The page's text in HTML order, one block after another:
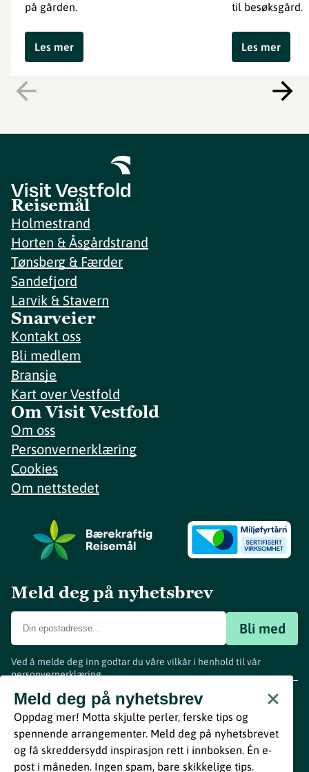
på gården.
Les mer
til besøksgård.
Les mer
Reisemål
Holmestrand
Horten & Åsgårdstrand
Tønsberg & Færder
Sandefjord
Larvik & Stavern
Snarveier
Kontakt oss
Bli medlem
Bransje
Kart over Vestfold
Om Visit Vestfold
Om oss
Personvernerklæring
Cookies
Om nettstedet
Meld deg på nyhetsbrev
Bli med
Ved å melde deg inn godtar du våre vilkår i henhold til vår
personvernerklæring.
Meld deg på nyhetsbrev
Oppdag mer! Motta skjulte perler, ferske tips og
spennende arrangementer. Meld deg på nyhetsbrevet
og få skreddersydd inspirasjon rett i innboksen. Én e-
post i måneden. Ingen spam, bare skikkelige tips.
www.visitvestfold.com
Turistinformasjon
Vestfold Fylkeskommune
ByBreakfast